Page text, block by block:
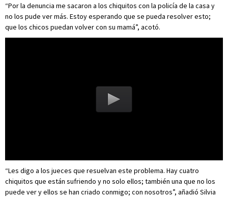
“Por la denuncia me sacaron a los chiquitos con la policía de la casa y
no los pude ver más. Estoy esperando que se pueda resolver esto;
que los chicos puedan volver con su mamá”, acotó.
“Les digo a los jueces que resuelvan este problema. Hay cuatro
chiquitos que están sufriendo y no solo ellos; también una que no los
puede ver y ellos se han criado conmigo; con nosotros”, añadió Silvia